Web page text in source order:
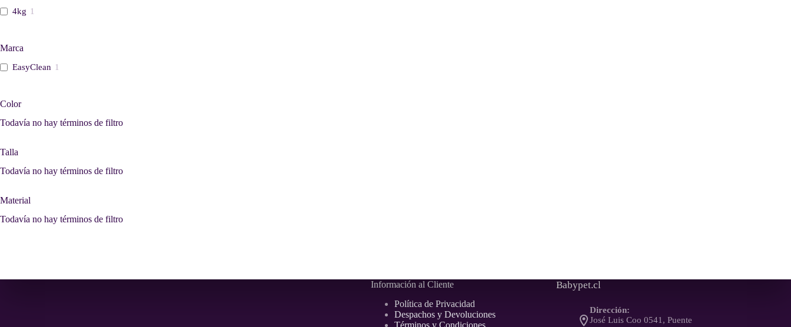
4kg 1
Marca
EasyClean 1
Color
Todavía no hay términos de filtro
Talla
Todavía no hay términos de filtro
Material
Todavía no hay términos de filtro
Información al Cliente
Política de Privacidad
Despachos y Devoluciones
Términos y Condiciones
Babypet.cl
Dirección:
José Luis Coo 0541, Puente